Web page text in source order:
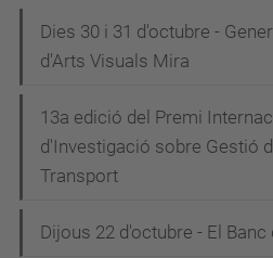
Dies 30 i 31 d'octubre -
d'Arts Visuals Mira
13a edició del Premi
d'Investigació sobre Gestió
Transport
Dijous 22 d'octubre - El